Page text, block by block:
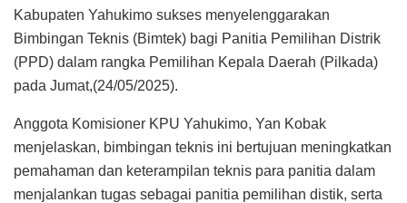
Kabupaten Yahukimo sukses menyelenggarakan
Bimbingan Teknis (Bimtek) bagi Panitia Pemilihan Distrik
(PPD) dalam rangka Pemilihan Kepala Daerah (Pilkada)
pada Jumat,(24/05/2025).
Anggota Komisioner KPU Yahukimo, Yan Kobak
menjelaskan, bimbingan teknis ini bertujuan meningkatkan
pemahaman dan keterampilan teknis para panitia dalam
menjalankan tugas sebagai panitia pemilihan distik, serta